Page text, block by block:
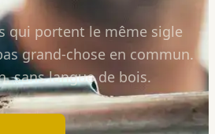
qui portent le même sigle
grand-chose en commun.
sans langue de bois.